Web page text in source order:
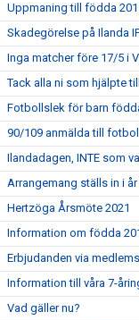
Uppmaning till födda
Skadegörelse på Ilanda
Inga matcher före 17/5 i
Tack alla ni som hjälpte
Fotbollslek för barn
90/109 anmälda till
Ilandadagen, INTE som
Arrangemang ställs in i år
Hertzöga Årsmöte 2021
Information om födda
Erbjudanden via
Information till våra 7-
Vad gäller nu?